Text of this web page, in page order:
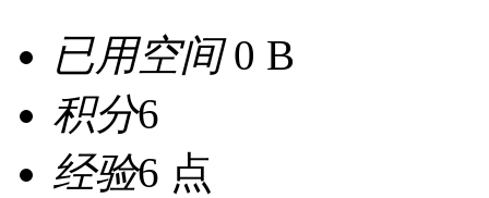
已用空间0 B
积分6
经验6 点